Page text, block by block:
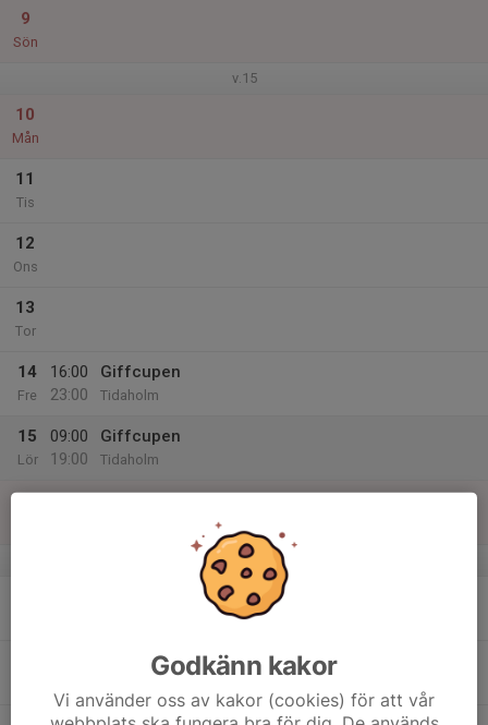
9
Sön
v.15
10
Mån
11
Tis
12
Ons
13
Tor
14
Fre
16:00
23:00
Giffcupen
Tidaholm
15
Lör
09:00
19:00
Giffcupen
Tidaholm
v.16
TräningGodkänn kakor
Vi använder oss av kakor (cookies) för att vår